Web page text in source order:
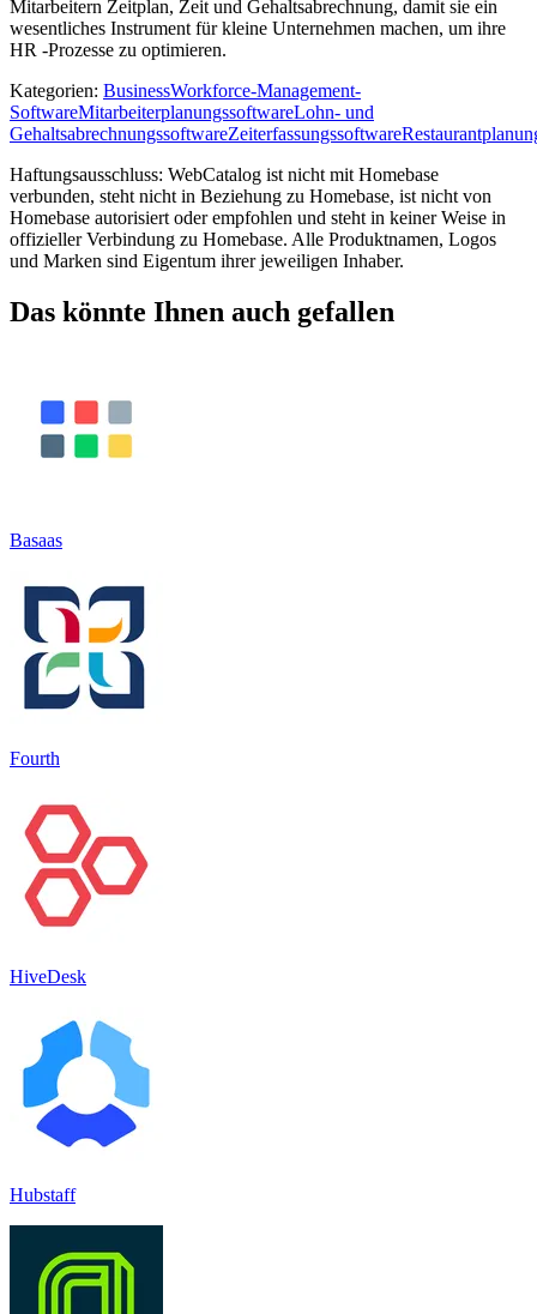
Mitarbeitern Zeitplan, Zeit und Gehaltsabrechnung, damit sie ein
wesentliches Instrument für kleine Unternehmen machen, um ihre
HR -Prozesse zu optimieren.
Kategorien: BusinessWorkforce-Management-
SoftwareMitarbeiterplanungssoftwareLohn- und
GehaltsabrechnungssoftwareZeiterfassungssoftware
Haftungsausschluss: WebCatalog ist nicht mit Homebase
verbunden, steht nicht in Beziehung zu Homebase, ist nicht von
Homebase autorisiert oder empfohlen und steht in keiner Weise in
offizieller Verbindung zu Homebase. Alle Produktnamen, Logos
und Marken sind Eigentum ihrer jeweiligen Inhaber.
Das könnte Ihnen auch gefallen
Basaas
Fourth
HiveDesk
Hubstaff